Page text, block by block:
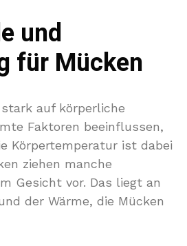
und
für Mücken
auf körperliche
Faktoren beeinflussen,
Körpertemperatur ist dabei
ziehen manche
Gesicht vor. Das liegt an
der Wärme, die Mücken